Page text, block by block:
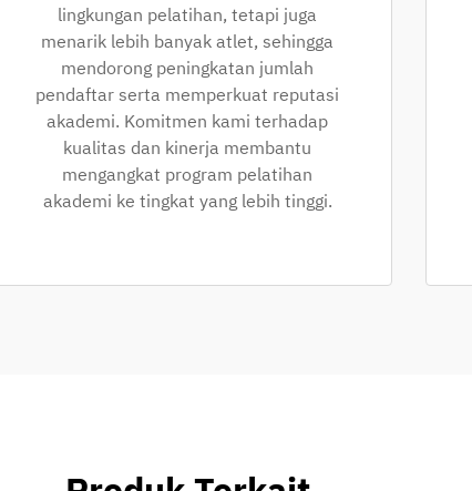
lingkungan pelatihan, tetapi juga
menarik lebih banyak atlet, sehingga
mendorong peningkatan jumlah
pendaftar serta memperkuat reputasi
akademi. Komitmen kami terhadap
kualitas dan kinerja membantu
mengangkat program pelatihan
akademi ke tingkat yang lebih tinggi.